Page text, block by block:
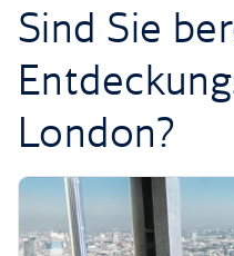
Sind Sie
London?